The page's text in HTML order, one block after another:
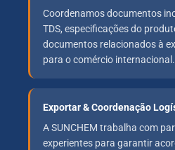
Coordenamos documentos
TDS, especificações do
documentos relacionados à
para o comércio internacional.
Exportar & Coordenação
A SUNCHEM trabalha com
experientes para garantir